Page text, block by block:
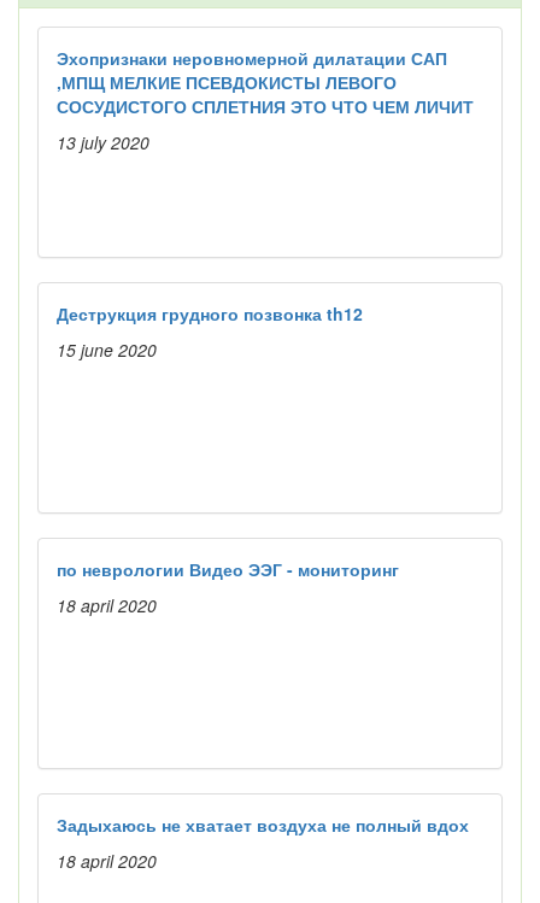
Эхопризнаки неровномерной дилатации САП
,МПЩ МЕЛКИЕ ПСЕВДОКИСТЫ ЛЕВОГО
СОСУДИСТОГО СПЛЕТНИЯ ЭТО ЧТО ЧЕМ ЛИЧИТ
13 july 2020
Деструкция грудного позвонка th12
15 june 2020
по неврологии Видео ЭЭГ - мониторинг
18 april 2020
Задыхаюсь не хватает воздуха не полный вдох
18 april 2020